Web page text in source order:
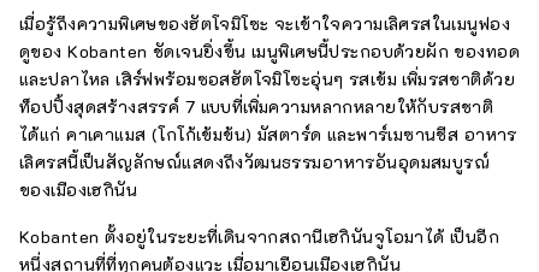
เมื่อรู้ถึงความพิเศษของฮัตโจมิโซะ จะเข้าใจความเลิศรสในเมนูฟอง
ดูของ Kobanten ชัดเจนยิ่งขึ้น เมนูพิเศษนี้ประกอบด้วยผัก ของทอด
และปลาไหล เสิร์ฟพร้อมซอสฮัตโจมิโซะอุ่นๆ รสเข้ม เพิ่มรสชาติด้วย
ท็อปปิ้งสุดสร้างสรรค์ 7 แบบที่เพิ่มความหลากหลายให้กับรสชาติ
ได้แก่ คาเคาแมส (โกโก้เข้มข้น) มัสตาร์ด และพาร์เมซานชีส อาหาร
เลิศรสนี้เป็นสัญลักษณ์แสดงถึงวัฒนธรรมอาหารอันอุดมสมบูรณ์
ของเมืองเฮกินัน
Kobanten ตั้งอยู่ในระยะที่เดินจากสถานีเฮกินันจูโอมาได้ เป็นอีก
หนึ่งสถานที่ที่ทุกคนต้องแวะ เมื่อมาเยือนเมืองเฮกินัน